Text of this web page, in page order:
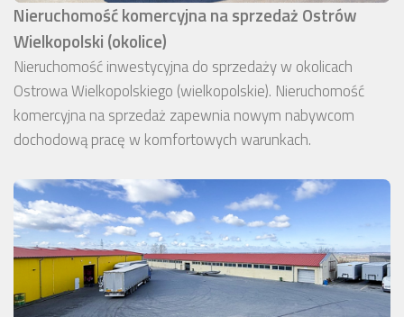
Nieruchomość komercyjna na sprzedaż Ostrów
Wielkopolski (okolice)
Nieruchomość inwestycyjna do sprzedaży w okolicach
Ostrowa Wielkopolskiego (wielkopolskie). Nieruchomość
komercyjna na sprzedaż zapewnia nowym nabywcom
dochodową pracę w komfortowych warunkach.